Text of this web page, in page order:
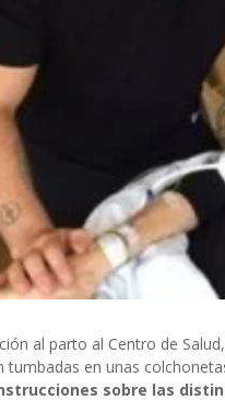
al parto al Centro de
en unas
sobre las